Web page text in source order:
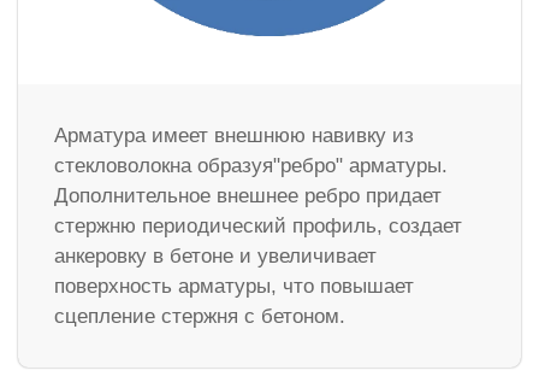
Арматура имеет внешнюю навивку из
стекловолокна образуя"ребро" арматуры.
Дополнительное внешнее ребро придает
стержню периодический профиль, создает
анкеровку в бетоне и увеличивает
поверхность арматуры, что повышает
сцепление стержня с бетоном.